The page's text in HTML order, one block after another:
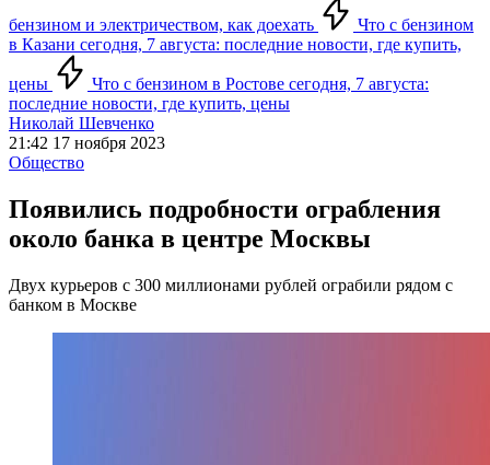
бензином и электричеством, как доехать
Что с бензином
в Казани сегодня, 7 августа: последние новости, где купить,
цены
Что с бензином в Ростове сегодня, 7 августа:
последние новости, где купить, цены
Николай Шевченко
21:42 17 ноября 2023
Общество
Появились подробности ограбления
около банка в центре Москвы
Двух курьеров с 300 миллионами рублей ограбили рядом с
банком в Москве